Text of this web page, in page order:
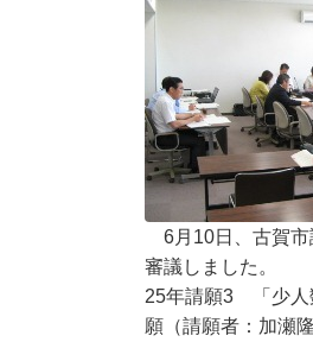
6月10日、古賀市
審議しました。
25年請願3 「少人
願（請願者：加瀬